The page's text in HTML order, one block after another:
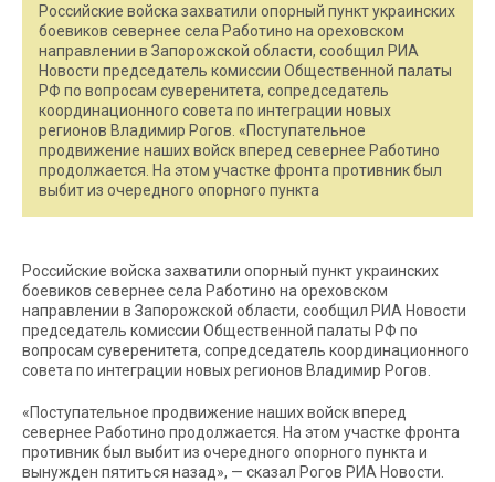
Российские войска захватили опорный пункт украинских
боевиков севернее села Работино на ореховском
направлении в Запорожской области, сообщил РИА
Новости председатель комиссии Общественной палаты
РФ по вопросам суверенитета, сопредседатель
координационного совета по интеграции новых
регионов Владимир Рогов. «Поступательное
продвижение наших войск вперед севернее Работино
продолжается. На этом участке фронта противник был
выбит из очередного опорного пункта
Российские войска захватили опорный пункт украинских
боевиков севернее села Работино на ореховском
направлении в Запорожской области, сообщил РИА Новости
председатель комиссии Общественной палаты РФ по
вопросам суверенитета, сопредседатель координационного
совета по интеграции новых регионов Владимир Рогов.
«Поступательное продвижение наших войск вперед
севернее Работино продолжается. На этом участке фронта
противник был выбит из очередного опорного пункта и
вынужден пятиться назад», — сказал Рогов РИА Новости.